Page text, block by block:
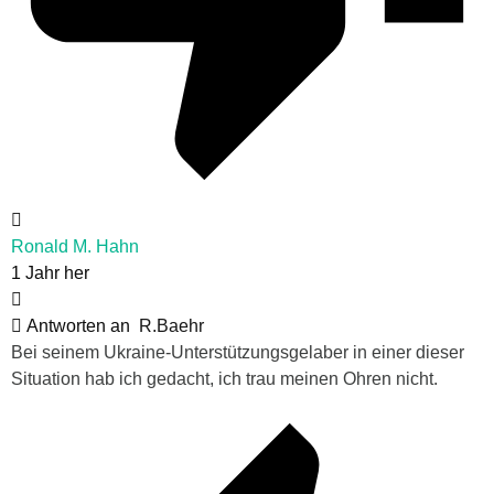
Ronald M. Hahn
1 Jahr her
Antworten an
R.Baehr
Bei seinem Ukraine-Unterstützungsgelaber in einer dieser
Situation hab ich gedacht, ich trau meinen Ohren nicht.